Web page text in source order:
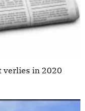
verlies in 2020